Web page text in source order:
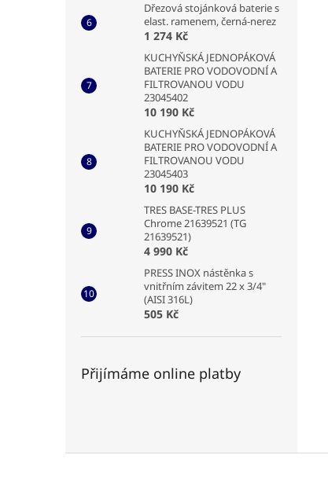
Dřezová stojánková baterie s
elast. ramenem, černá-nerez
1 274 Kč
KUCHYŇSKÁ JEDNOPÁKOVÁ
BATERIE PRO VODOVODNÍ A
FILTROVANOU VODU
23045402
10 190 Kč
KUCHYŇSKÁ JEDNOPÁKOVÁ
BATERIE PRO VODOVODNÍ A
FILTROVANOU VODU
23045403
10 190 Kč
TRES BASE-TRES PLUS
Chrome 21639521 (TG
21639521)
4 990 Kč
PRESS INOX nástěnka s
vnitřním závitem 22 x 3/4"
(AISI 316L)
505 Kč
Přijímáme online platby